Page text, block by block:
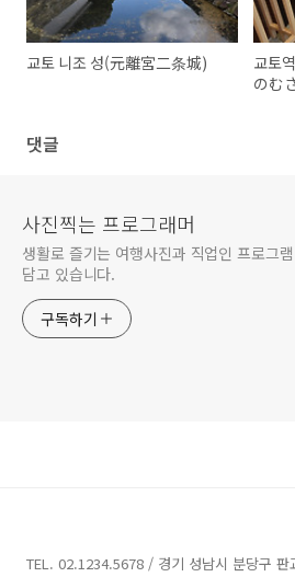
교토 니조 성(元離宮二条城)
교토
のむ
댓글
사진찍는 프로그래머
생활로 즐기는 여행사진과 직업인 프로그
담고 있습니다.
구독하기
TEL. 02.1234.5678 / 경기 성남시 분당구 판